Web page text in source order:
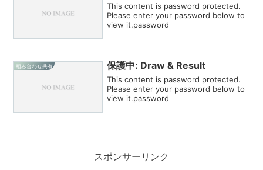
This content is password protected.
Please enter your password below to
view it.password
組み合わせ共有 保護中: Draw & Result
This content is password protected.
Please enter your password below to
view it.password
スポンサーリンク